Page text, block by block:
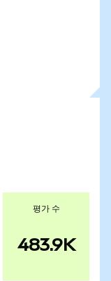
평가 수
483.9K